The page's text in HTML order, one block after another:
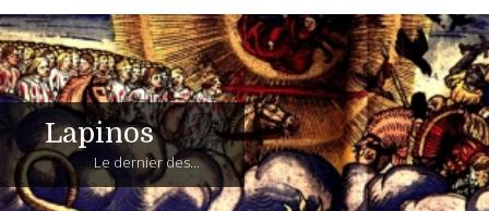
Lapinos
Le dernier des...